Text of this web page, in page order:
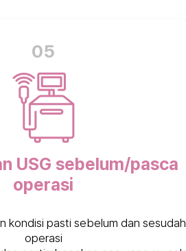
05
USG sebelum/pasca
operasi
kondisi pasti sebelum dan sesudah
operasi